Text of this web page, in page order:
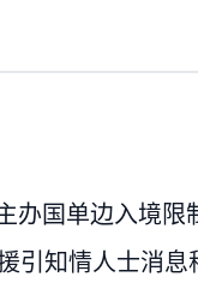
办国单边入境
引知情人士消